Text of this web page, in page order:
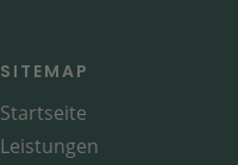
SITEMAP
Startseite
Leistungen